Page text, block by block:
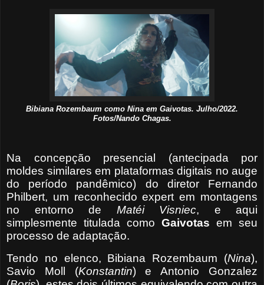
Bibiana Rozembaum como Nina em Gaivotas. Julho/2022.
Fotos/Nando Chagas.
Na concepção presencial (antecipada por
moldes similares em plataformas digitais no auge
do período pandêmico) do diretor Fernando
Philbert, um reconhecido expert em montagens
no entorno de Matéi Visniec, e aqui
simplesmente titulada como Gaivotas em seu
processo de adaptação.
Tendo no elenco, Bibiana Rozembaum (Nina),
Savio Moll (Konstantin) e Antonio Gonzalez